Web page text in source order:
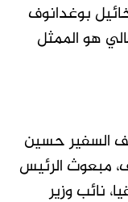
بوغدانوف
هو الممثل
السفير حسين
مبعوث الرئيس
نائب وزير